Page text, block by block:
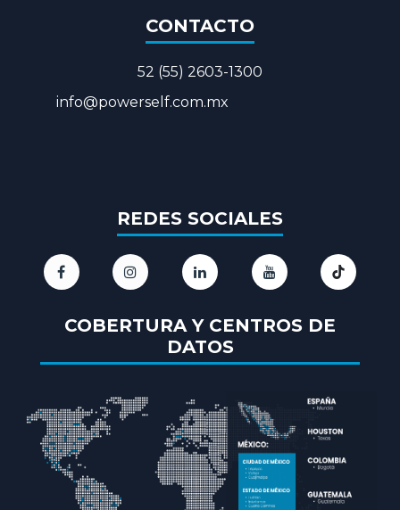
CONTACTO
52 (55) 2603-1300
​info@powerself.com.mx
REDES SOCIALES
COBERTURA Y CENTROS DE
DATOS